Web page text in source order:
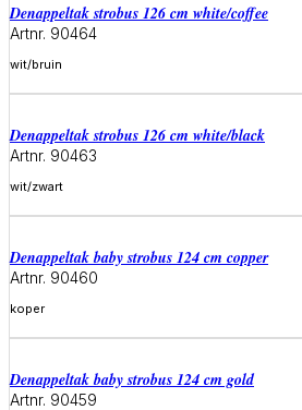
denappeltak strobus 126 cm white/coffee
Artnr. 90464
wit/bruin
denappeltak strobus 126 cm white/black
Artnr. 90463
wit/zwart
denappeltak baby strobus 124 cm copper
Artnr. 90460
koper
denappeltak baby strobus 124 cm gold
Artnr. 90459